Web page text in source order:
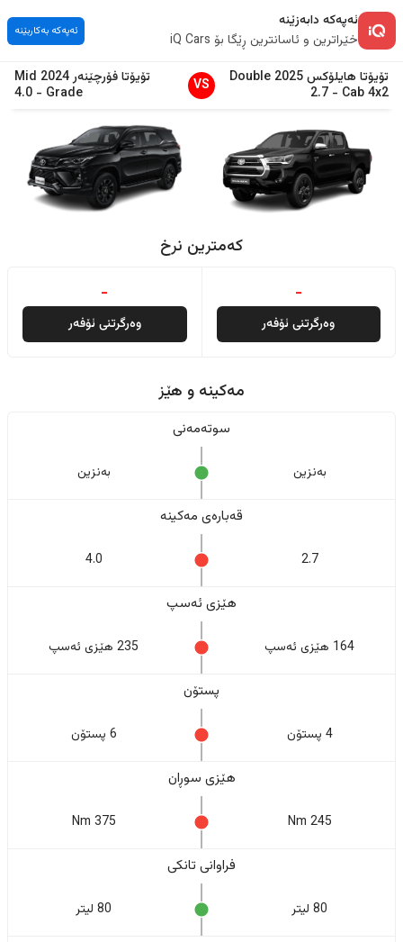
ئەپەکە دابەزێنە
خێراترین و ئاسانترین ڕێگا بۆ iQ Cars
ئەپەکە بەکاربێنە
تۆیۆتا هایلۆکس2025
Double
Cab 4x2
-
2.7
VS تۆیۆتافۆرچێنەر2024
Mid
Grade
-
4.0
کەمترین نرخ
-
وەرگرتنی ئۆفەر
-
وەرگرتنی ئۆفەر
مەکینە و هێز
سوتەمەنی
بەنزین بەنزین
قەبارەی مەکینە
2.7
4.0
هێزی ئەسپ
164 هێزی ئەسپ 235 هێزی ئەسپ
پستۆن
4 پستۆن 6 پستۆن
هێزی سوڕان
245 Nm
375 Nm
فراوانی تانکی
80 لیتر 80 لیتر